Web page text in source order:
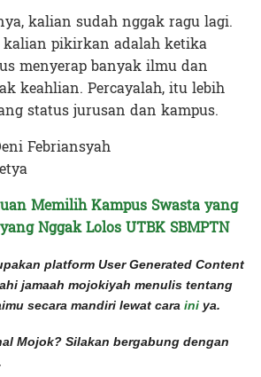
kalian sudah nggak ragu lagi.
pikirkan adalah ketika
menyerap banyak ilmu dan
keahlian. Percayalah, itu lebih
status jurusan dan kampus.
Febriansyah
Memilih Kampus Swasta yang
Nggak Lolos UTBK SBMPTN
platform User Generated Content
jamaah mojokiyah menulis tentang
secara mandiri lewat cara ini ya.
Mojok? Silakan bergabung dengan